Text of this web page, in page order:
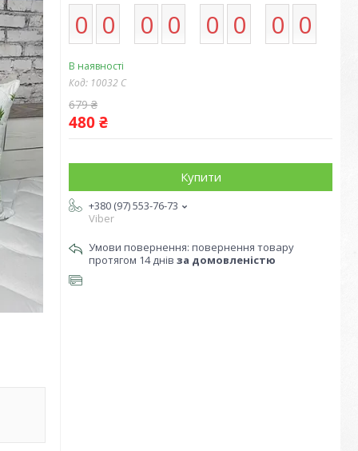
0 0 0 0 0 0 0 0
В наявності
Код: 10032 С
679 ₴
480 ₴
Купити
+380 (97) 553-76-73
Viber
повернення товару
протягом 14 днів за домовленістю